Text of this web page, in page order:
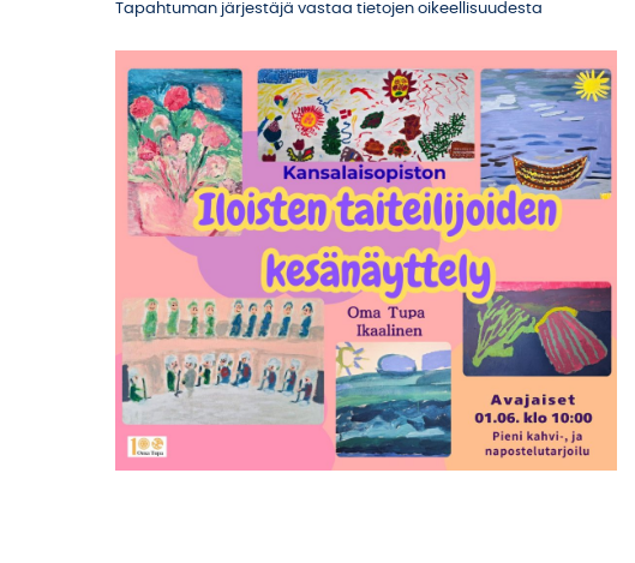
Tapahtuman järjestäjä vastaa tietojen oikeellisuudesta